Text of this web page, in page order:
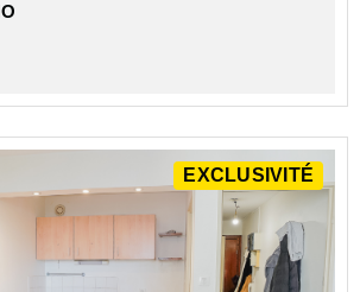
EXCLUSIVITÉ